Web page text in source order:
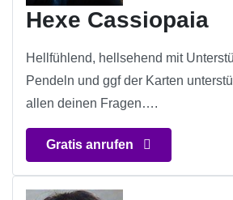
Hexe Cassiopaia
Hellfühlend, hellsehend mit
Pendeln und ggf der Karten
allen deinen Fragen….
Gratis anrufen